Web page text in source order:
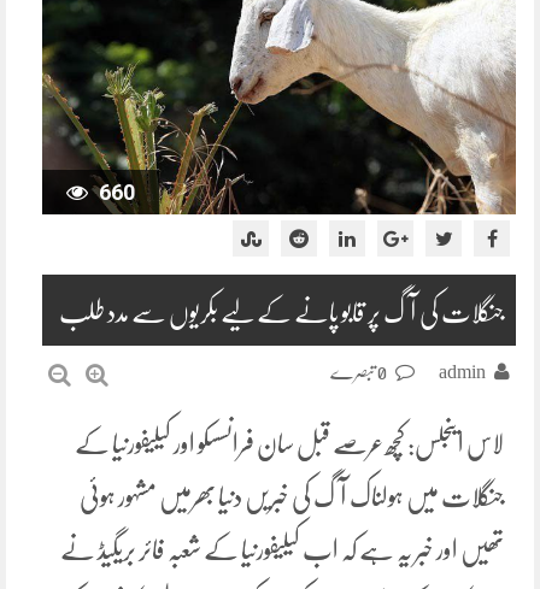
660
جنگلات کی آگ پر قابو پانے کے لیے بکریوں سے مدد طلب
admin
لاس اینجلس: کچھ عرصے قبل سان فرانسسکو اور کیلیفورنیا کے
جنگلات میں ہولناک آگ کی خبریں دنیا بھرمیں مشہور ہوئی
تھیں اور خبر یہ ہے کہ اب کیلیفورنیا کے شعبہ فائر بریگیڈ نے